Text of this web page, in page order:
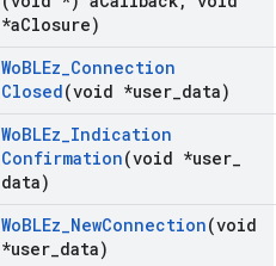
*aClosure)
WoBLEz_Connection
Closed(void *user data)
WoBLEz_Indication
Confirmation(void *user
data)
WoBLEz_NewConnection(void
*user data)